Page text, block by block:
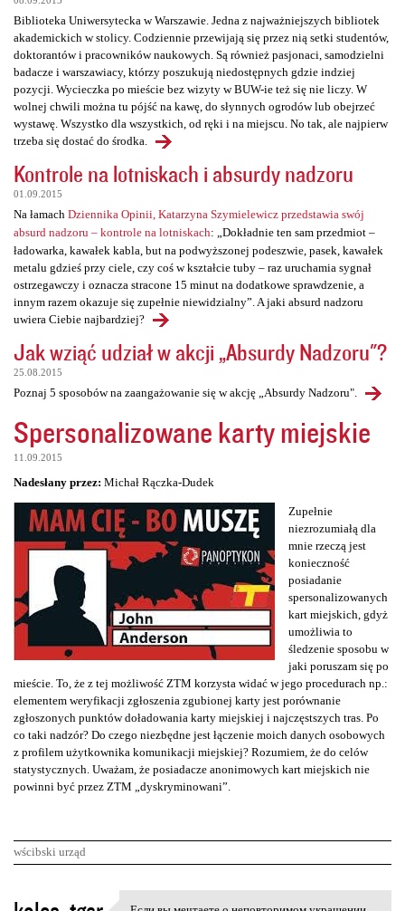
Biblioteka Uniwersytecka w Warszawie. Jedna z najważniejszych bibliotek
akademickich w stolicy. Codziennie przewijają się przez nią setki studentów,
doktorantów i pracowników naukowych. Są również pasjonaci, samodzielni
badacze i warszawiacy, którzy poszukują niedostępnych gdzie indziej
pozycji. Wycieczka po mieście bez wizyty w BUW-ie też się nie liczy. W
wolnej chwili można tu pójść na kawę, do słynnych ogrodów lub obejrzeć
wystawę. Wszystko dla wszystkich, od ręki i na miejscu. No tak, ale najpierw
trzeba się dostać do środka.
Kontrole na lotniskach i absurdy nadzoru
01.09.2015
Na łamach Dziennika Opinii, Katarzyna Szymielewicz przedstawia swój
absurd nadzoru – kontrole na lotniskach: „Dokładnie ten sam przedmiot –
ładowarka, kawałek kabla, but na podwyższonej podeszwie, pasek, kawałek
metalu gdzieś przy ciele, czy coś w kształcie tuby – raz uruchamia sygnał
ostrzegawczy i oznacza stracone 15 minut na dodatkowe sprawdzenie, a
innym razem okazuje się zupełnie niewidzialny”. A jaki absurd nadzoru
uwiera Ciebie najbardziej?
Jak wziąć udział w akcji „Absurdy Nadzoru"?
25.08.2015
Poznaj 5 sposobów na zaangażowanie się w akcję „Absurdy Nadzoru".
Spersonalizowane karty miejskie
11.09.2015
Nadesłany przez: Michał Rączka-Dudek
Zupełnie
niezrozumiałą dla
mnie rzeczą jest
konieczność
posiadanie
spersonalizowanych
kart miejskich, gdyż
umożliwia to
śledzenie sposobu w
jaki poruszam się po
mieście. To, że z tej możliwość ZTM korzysta widać w jego procedurach np.:
elementem weryfikacji zgłoszenia zgubionej karty jest porównanie
zgłoszonych punktów doładowania karty miejskiej i najczęstszych tras. Po
co taki nadzór? Do czego niezbędne jest łączenie moich danych osobowych
z profilem użytkownika komunikacji miejskiej? Rozumiem, że do celów
statystycznych. Uważam, że posiadacze anonimowych kart miejskich nie
powinni być przez ZTM „dyskryminowani”.
wścibski urząd
K